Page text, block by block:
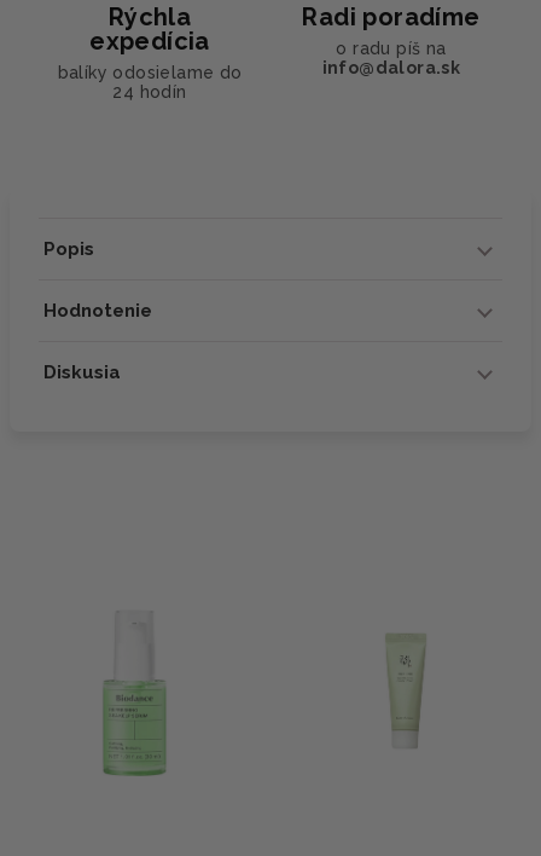
Rýchla
expedícia
balíky odosielame do
24 hodín
Radi poradíme
o radu píš na
info@dalora.sk
Popis
Hodnotenie
Diskusia